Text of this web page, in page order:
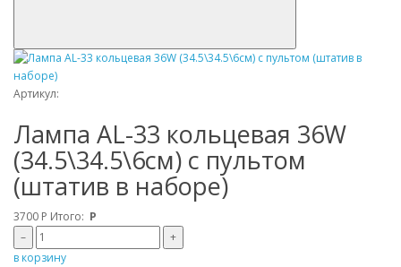
Артикул:
Лампа AL-33 кольцевая 36W
(34.5\34.5\6см) с пультом
(штатив в наборе)
3700 Р Итого: Р
–
+
в корзину